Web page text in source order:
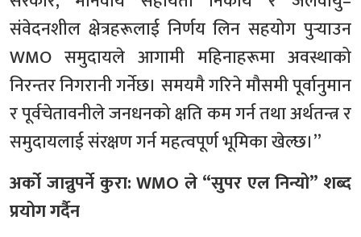
संवेदनशील क्षेत्रहरूलाई निर्णय लिन सहयोग पुर्‍याउन
WMO समुदायले आगामी महिनाहरूमा अवस्थाको
निरन्तर निगरानी गर्नेछ। समयमै गरिने मौसमी पूर्वानुमान
र पूर्वचेतावनीले जनधनको क्षति कम गर्न तथा अर्थतन्त्र र
समुदायलाई संरक्षण गर्न महत्वपूर्ण भूमिका खेल्छ।”
अर्को जान्नुपर्ने कुरा: WMO ले “सुपर एल निन्यो” शब्द
प्रयोग गर्दैन